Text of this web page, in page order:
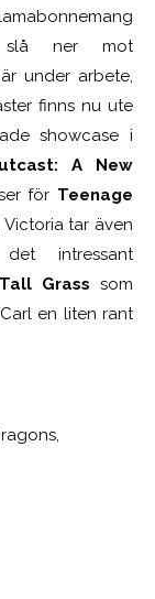
slå ner mot
under arbete,
finns nu ute
showcase i
A New
för Teenage
Victoria tar även
intressant
Grass som
en liten rant